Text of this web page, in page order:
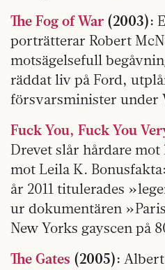
The Fog of War (2003):
porträtterar Robert
motsägelsefull
räddat liv på Ford,
försvarsminister under
Fuck You, Fuck You
Drevet slår hårdare
mot Leila K.
år 2011 titulerades
ur dokumentären
New Yorks gayscen på
The Gates (2005):